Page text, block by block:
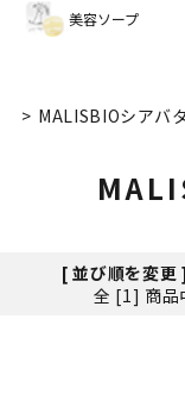
美容ソープ
> MALISBIOシアバ
[ 並び順を変更
全 [1] 商品